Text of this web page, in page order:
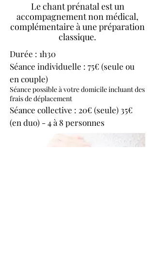
Le chant prénatal est un
accompagnement non médical,
complémentaire à une préparation
classique.
Durée : 1h30
Séance individuelle : 75€ (seule ou
en couple)
Séance possible à votre domicile incluant des
frais de déplacement
Séance collective : 20€ (seule) 35€
(en duo) - 4 à 8 personnes